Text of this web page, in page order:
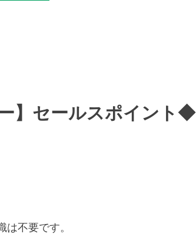
】セールスポイント◆
不要です。